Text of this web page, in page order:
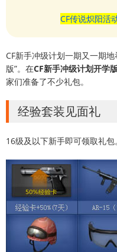
CF传说炽阳活
CF新手冲级计划一期又一期
版”。在CF新手冲级计划开学
家们准备了不少礼包。
经验套装见面礼
16级及以下新手即可领取礼包。